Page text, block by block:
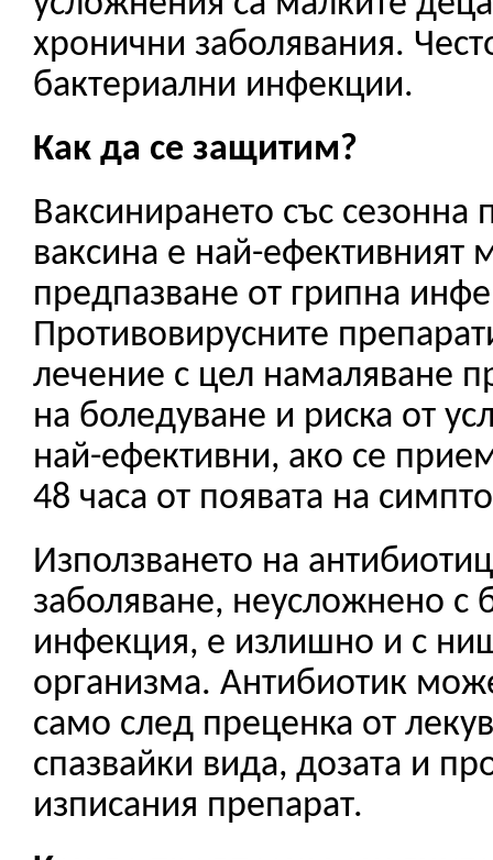
хронични заболявания.
бактериални инфекции.
Как да се защитим?
Ваксинирането със сезонна
ваксина е най-ефективният
предпазване от грипна
Противовирусните
лечение с цел намаляване
на боледуване и риска от
най-ефективни, ако се
48 часа от появата на
Използването на
заболяване, неусложнено с
инфекция, е излишно и с
организма. Антибиотик
само след преценка от
спазвайки вида, дозата и
изписания препарат.